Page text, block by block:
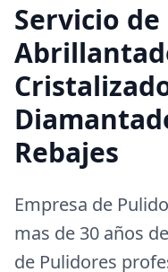
Servicio
Rebajes
Empresa de
mas de 30 años
de Pulidores